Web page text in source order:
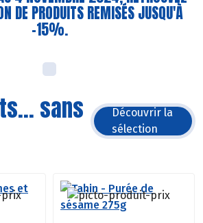
DE PRODUITS REMISÉS JUSQU'À
-15%.
sans
Découvrir la
sélection